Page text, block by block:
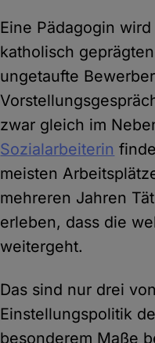
Eine Pädagogin
katholisch
ungetaufte
zwar gleich im
Sozialarbeiterin
meisten
mehreren Jahren
erleben, dass die
weitergeht.
Das sind nur drei
Einstellungspolitik
besonderem Maße